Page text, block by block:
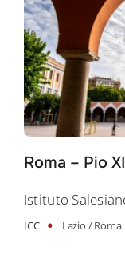
Roma – Pio XI
Istituto
ICC • Lazio /Roma